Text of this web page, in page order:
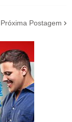
Próxima Postagem